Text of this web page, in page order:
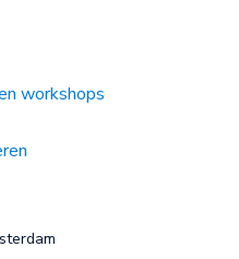
workshops